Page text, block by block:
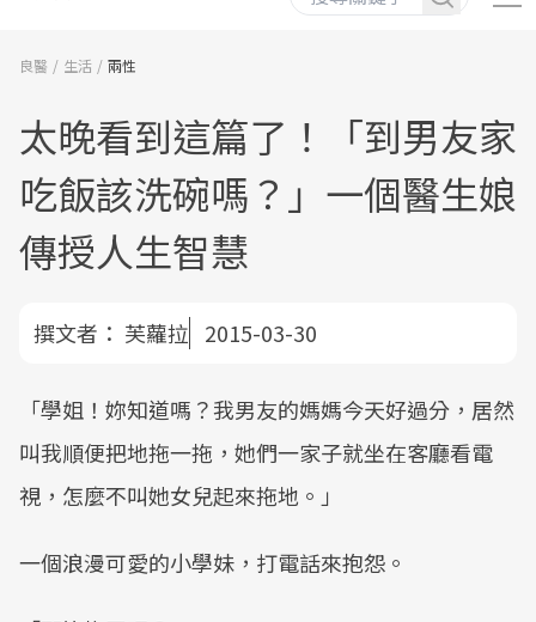
良醫 生活 兩性
太晚看到這篇了！「到男友家
吃飯該洗碗嗎？」一個醫生娘
傳授人生智慧
撰文者： 芙蘿拉 2015-03-30
「學姐！妳知道嗎？我男友的媽媽今天好過分，居然
叫我順便把地拖一拖，她們一家子就坐在客廳看電
視，怎麼不叫她女兒起來拖地。」
一個浪漫可愛的小學妹，打電話來抱怨。